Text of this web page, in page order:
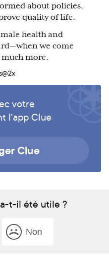
about policies,
quality of life.
health and
— when we come
much more.
votre
l'app Clue
Clue
t-il été utile ?
Non